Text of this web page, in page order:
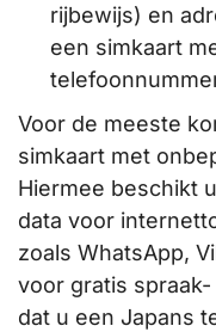
rijbewijs) en
een simkaart
Voor de meeste
simkaart met
Hiermee beschikt
data voor
zoals WhatsApp,
voor gratis
dat u een Japans